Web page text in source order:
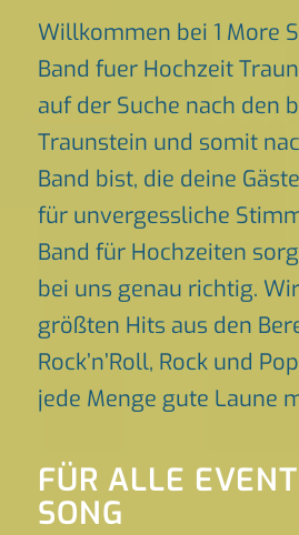
Willkommen bei 1 More
Band fuer Hochzeit
auf der Suche nach den
Traunstein und somit
Band bist, die deine
für unvergessliche
Band für Hochzeiten
bei uns genau richtig.
größten Hits aus den
Rock’n’Roll, Rock und
jede Menge gute Laune
FÜR ALLE
SONG